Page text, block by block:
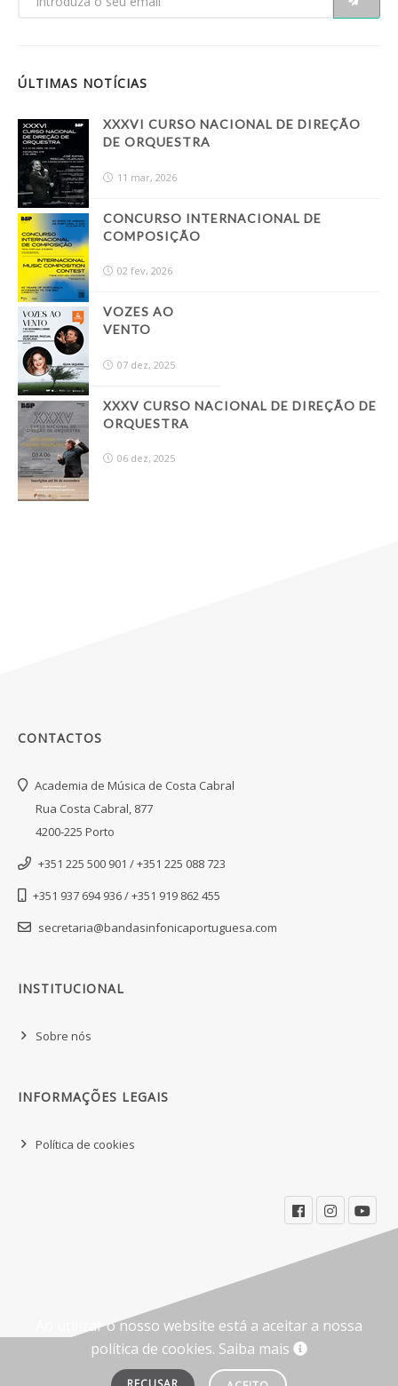
ÚLTIMAS NOTÍCIAS
XXXVI CURSO NACIONAL DE DIREÇÃO
DE ORQUESTRA
11 mar, 2026
CONCURSO INTERNACIONAL DE
COMPOSIÇÃO
02 fev, 2026
VOZES AO
VENTO
07 dez, 2025
XXXV CURSO NACIONAL DE DIREÇÃO DE
ORQUESTRA
06 dez, 2025
CONTACTOS
Academia de Música de Costa Cabral
Rua Costa Cabral, 877
4200-225 Porto
+351 225 500 901 / +351 225 088 723
+351 937 694 936 / +351 919 862 455
secretaria@bandasinfonicaportuguesa.com
INSTITUCIONAL
Sobre nós
INFORMAÇÕES LEGAIS
Política de cookies
Ao utilizar o nosso website está a aceitar a nossa
política de cookies. Saiba mais